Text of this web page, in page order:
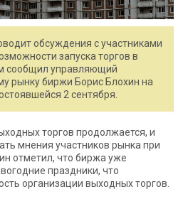
обсуждения с участниками
запуска торгов в
сообщил управляющий
рынку биржи Борис Блохин на
2 сентября.
торгов продолжается, и
мнения участников рынка при
отметил, что биржа уже
праздники, что
организации выходных торгов.